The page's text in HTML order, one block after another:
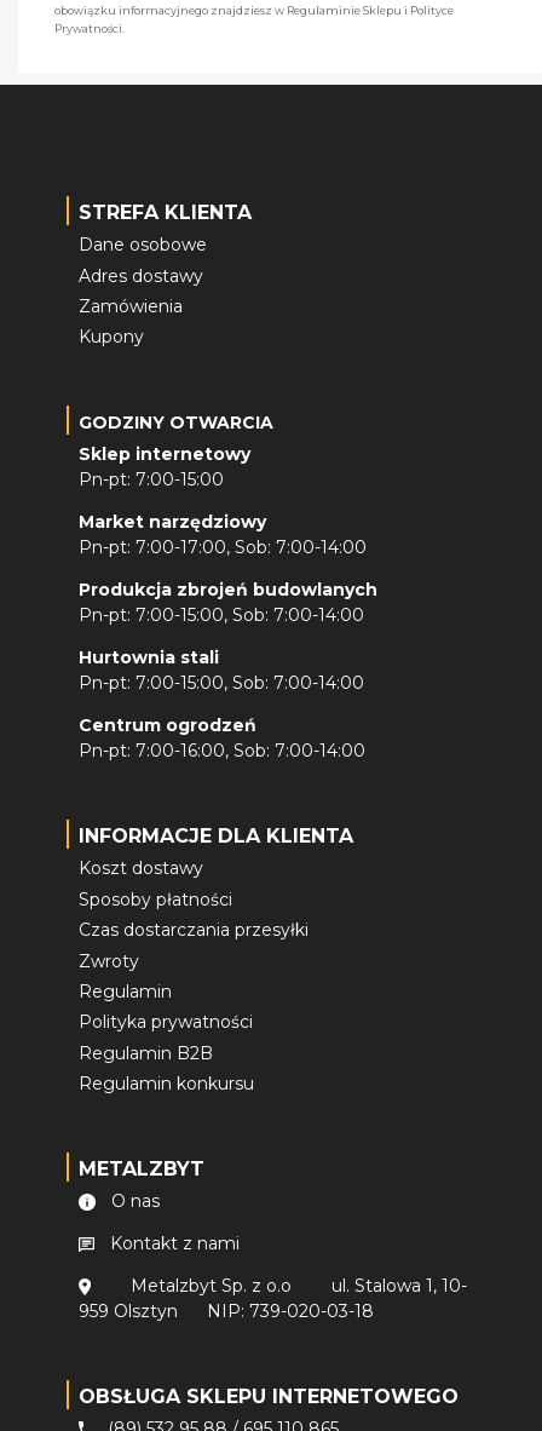
obowiązku informacyjnego znajdziesz w Regulaminie Sklepu i Polityce
Prywatności.
STREFA KLIENTA
Dane osobowe
Adres dostawy
Zamówienia
Kupony
GODZINY OTWARCIA
Sklep internetowy
Pn-pt: 7:00-15:00
Market narzędziowy
Pn-pt: 7:00-17:00, Sob: 7:00-14:00
Produkcja zbrojeń budowlanych
Pn-pt: 7:00-15:00, Sob: 7:00-14:00
Hurtownia stali
Pn-pt: 7:00-15:00, Sob: 7:00-14:00
Centrum ogrodzeń
Pn-pt: 7:00-16:00, Sob: 7:00-14:00
INFORMACJE DLA KLIENTA
Koszt dostawy
Sposoby płatności
Czas dostarczania przesyłki
Zwroty
Regulamin
Polityka prywatności
Regulamin B2B
Regulamin konkursu
METALZBYT
O nas
Kontakt z nami
Metalzbyt Sp. z o.o
ul. Stalowa 1, 10-
959 Olsztyn
NIP: 739-020-03-18
OBSŁUGA SKLEPU INTERNETOWEGO